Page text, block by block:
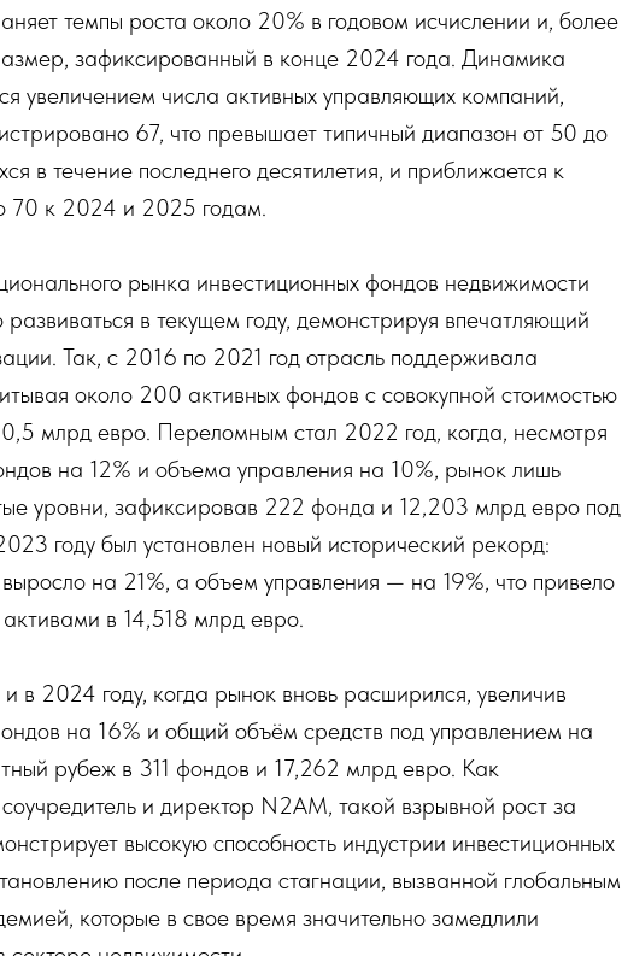
темпы роста около 20% в годовом исчислении и, более
зафиксированный в конце 2024 года. Динамика
увеличением числа активных управляющих компаний,
67, что превышает типичный диапазон от 50 до
в течение последнего десятилетия, и приближается к
70 к 2024 и 2025 годам.
рынка инвестиционных фондов недвижимости
в текущем году, демонстрируя впечатляющий
Так, с 2016 по 2021 год отрасль поддерживала
около 200 активных фондов с совокупной стоимостью
млрд евро. Переломным стал 2022 год, когда, несмотря
на 12% и объема управления на 10%, рынок лишь
уровни, зафиксировав 222 фонда и 12,203 млрд евро под
году был установлен новый исторический рекорд:
на 21%, а объем управления — на 19%, что привело
в 14,518 млрд евро.
в 2024 году, когда рынок вновь расширился, увеличив
на 16% и общий объём средств под управлением на
рубеж в 311 фондов и 17,262 млрд евро. Как
и директор N2AM, такой взрывной рост за
высокую способность индустрии инвестиционных
после периода стагнации, вызванной глобальным
которые в свое время значительно замедлили